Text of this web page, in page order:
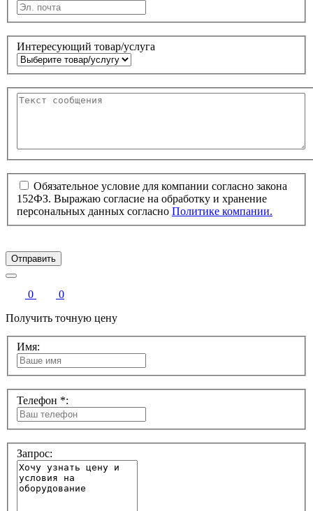
Интересующий товар/услуга
Обязательное условие для компании согласно закона
152ФЗ. Выражаю согласие на обработку и хранение
персональных данных согласно Политике компании.
Отправить
0
0
Получить точную цену
Имя:
Телефон *:
Запрос: